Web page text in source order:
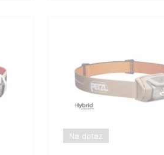
Na dotaz